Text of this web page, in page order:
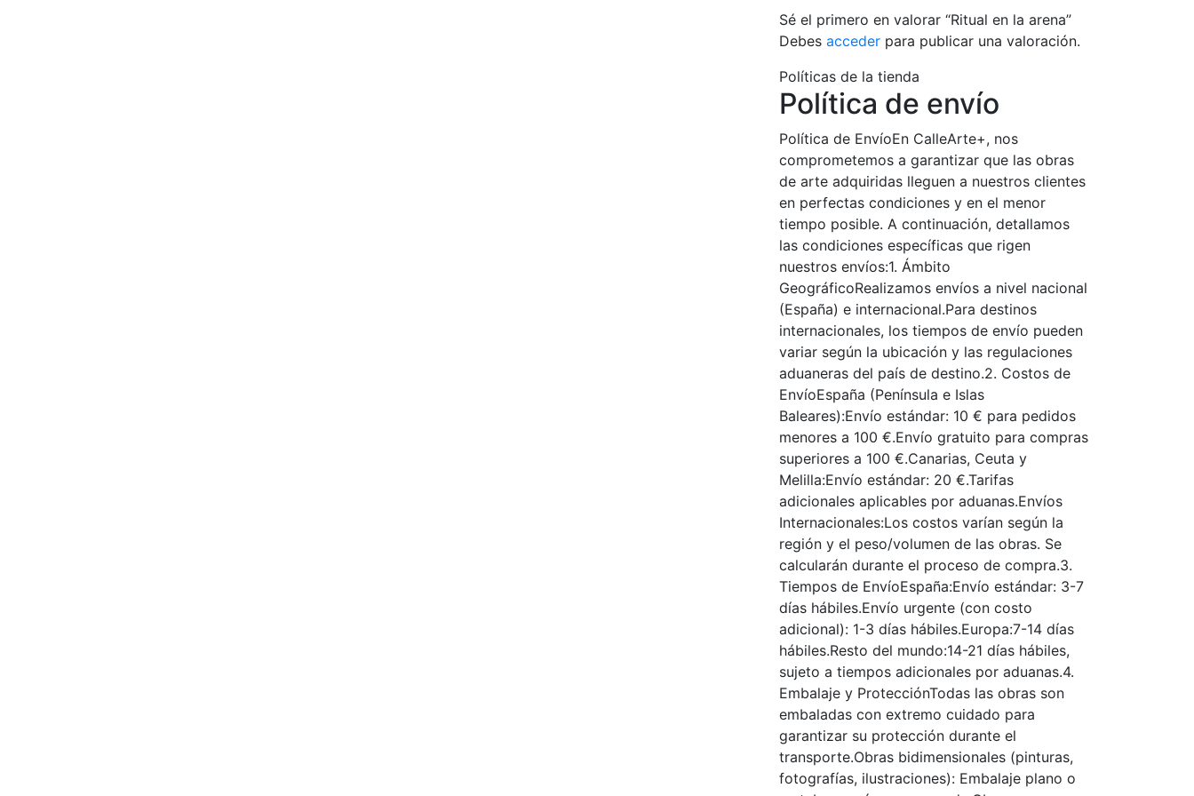
Sé el primero en valorar “Ritual en la arena”
Debes acceder para publicar una valoración.
Políticas de la tienda
Política de envío
Política de EnvíoEn CalleArte+, nos
comprometemos a garantizar que las obras
de arte adquiridas lleguen a nuestros clientes
en perfectas condiciones y en el menor
tiempo posible. A continuación, detallamos
las condiciones específicas que rigen
nuestros envíos:1. Ámbito
GeográficoRealizamos envíos a nivel nacional
(España) e internacional.Para destinos
internacionales, los tiempos de envío pueden
variar según la ubicación y las regulaciones
aduaneras del país de destino.2. Costos de
EnvíoEspaña (Península e Islas
Baleares):Envío estándar: 10 € para pedidos
menores a 100 €.Envío gratuito para compras
superiores a 100 €.Canarias, Ceuta y
Melilla:Envío estándar: 20 €.Tarifas
adicionales aplicables por aduanas.Envíos
Internacionales:Los costos varían según la
región y el peso/volumen de las obras. Se
calcularán durante el proceso de compra.3.
Tiempos de EnvíoEspaña:Envío estándar: 3-7
días hábiles.Envío urgente (con costo
adicional): 1-3 días hábiles.Europa:7-14 días
hábiles.Resto del mundo:14-21 días hábiles,
sujeto a tiempos adicionales por aduanas.4.
Embalaje y ProtecciónTodas las obras son
embaladas con extremo cuidado para
garantizar su protección durante el
transporte.Obras bidimensionales (pinturas,
fotografías, ilustraciones): Embalaje plano o